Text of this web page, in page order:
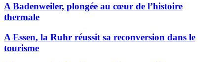
A Badenweiler, plongée au cœur de l’histoire
thermale
A Essen, la Ruhr réussit sa reconversion dans le
tourisme